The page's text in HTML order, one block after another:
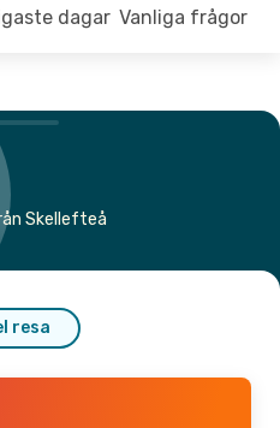
dagar Vanliga frågor
Skellefteå
resa